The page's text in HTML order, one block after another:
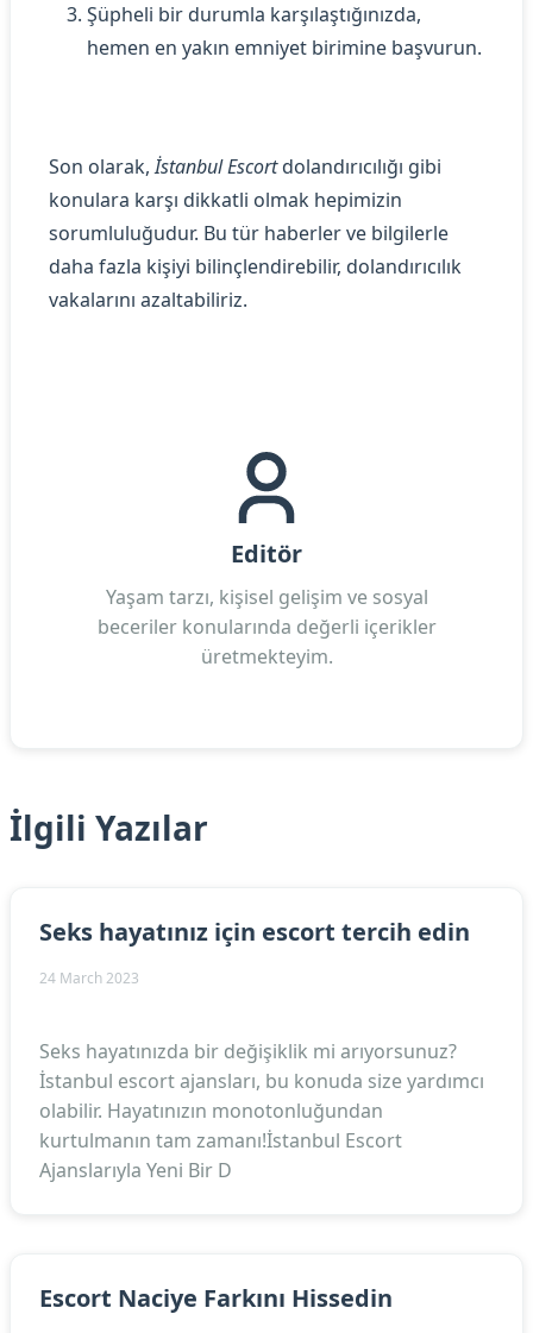
Şüpheli bir durumla karşılaştığınızda,
hemen en yakın emniyet birimine başvurun.
Son olarak,İstanbul Escortdolandırıcılığı gibi
konulara karşı dikkatli olmak hepimizin
sorumluluğudur. Bu tür haberler ve bilgilerle
daha fazla kişiyi bilinçlendirebilir, dolandırıcılık
vakalarını azaltabiliriz.
Editör
Yaşam tarzı, kişisel gelişim ve sosyal
beceriler konularında değerli içerikler
üretmekteyim.
İlgili Yazılar
Seks hayatınız için escort tercih edin
24 March 2023
Seks hayatınızda bir değişiklik mi arıyorsunuz?
İstanbul escort ajansları, bu konuda size yardımcı
olabilir. Hayatınızın monotonluğundan
kurtulmanın tam zamanı!İstanbul Escort
Ajanslarıyla Yeni Bir D
Escort Naciye Farkını Hissedin